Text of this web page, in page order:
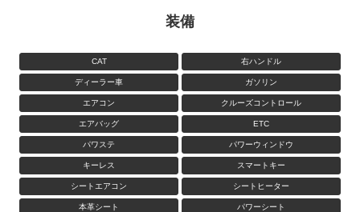
装備
CAT 右ハンドル
ディーラー車 ガソリン
エアコン クルーズコントロール
エアバッグ ETC
パワステ パワーウィンドウ
キーレス スマートキー
シートエアコン シートヒーター
本革シート パワーシート